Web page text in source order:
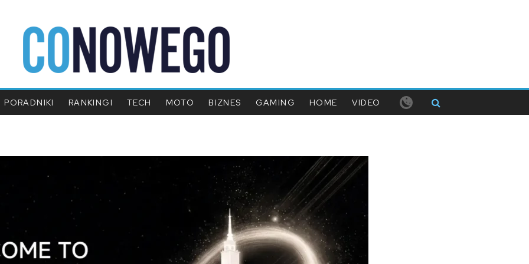
PORADNIKI RANKINGI TECH MOTO BIZNES GAMING HOME VIDEO